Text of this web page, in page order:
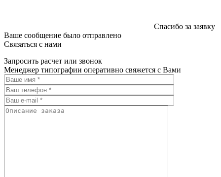
Спасибо за заявку
Ваше сообщение было отправлено
Связаться с нами
Запросить расчет или звонок
Менеджер типографии оперативно свяжется с Вами